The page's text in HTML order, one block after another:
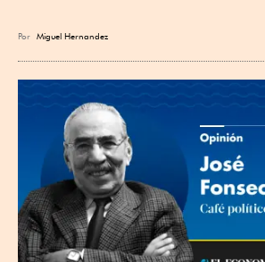
Por Miguel Hernandez